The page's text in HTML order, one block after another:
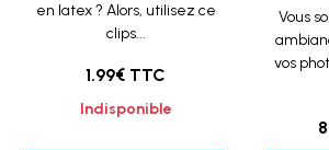
en latex ? Alors, utilisez ce
clips...
1.99€ TTC
Indisponible
Vous
vos